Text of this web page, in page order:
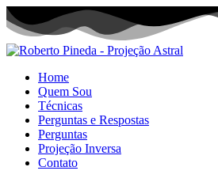
Home
Quem Sou
Técnicas
Perguntas e Respostas
Perguntas
Projeção Inversa
Contato